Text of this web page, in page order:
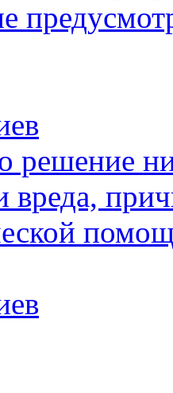
решение
вреда,